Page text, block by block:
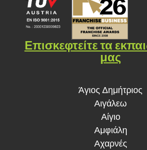
Επισκεφτείτε τα
μας
Άγιος Δημήτριος
Αιγάλεω
Αίγιο
Αμφιάλη
Αχαρνές